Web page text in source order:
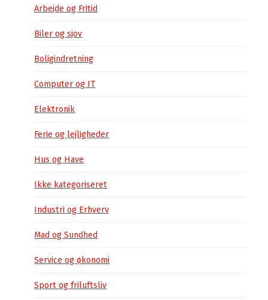
Arbejde og Fritid
Biler og sjov
Boligindretning
Computer og IT
Elektronik
Ferie og lejligheder
Hus og Have
Ikke kategoriseret
Industri og Erhverv
Mad og Sundhed
Service og økonomi
Sport og friluftsliv